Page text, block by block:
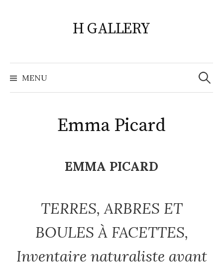
H GALLERY
MENU
Search
for:
Emma Picard
EMMA PICARD
TERRES, ARBRES ET
BOULES À FACETTES,
Inventaire naturaliste avant